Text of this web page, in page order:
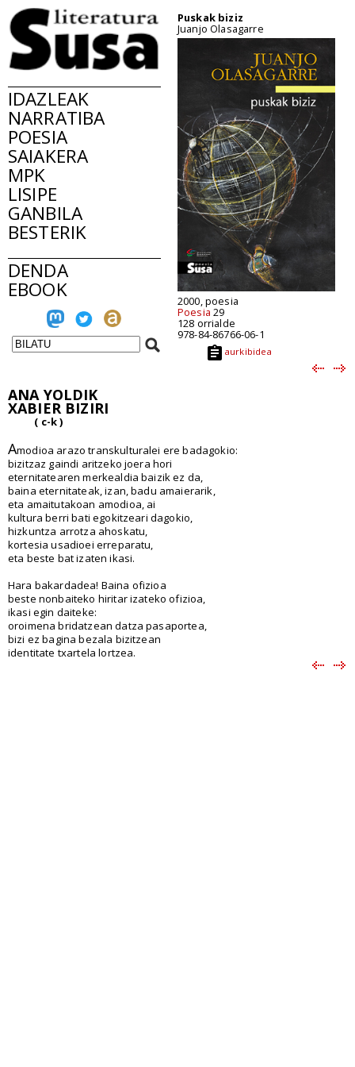
IDAZLEAK
NARRATIBA
POESIA
SAIAKERA
MPK
LISIPE
GANBILA
BESTERIK
DENDA
EBOOK
Puskak biziz
Juanjo Olasagarre
2000, poesia
Poesia 29
128 orrialde
978-84-86766-06-1
aurkibidea
ANA YOLDIK
XABIER BIZIRI
( c-k )
Amodioa arazo transkulturalei ere badagokio:
bizitzaz gaindi aritzeko joera hori
eternitatearen merkealdia baizik ez da,
baina eternitateak, izan, badu amaierarik,
eta amaitutakoan amodioa, ai
kultura berri bati egokitzeari dagokio,
hizkuntza arrotza ahoskatu,
kortesia usadioei erreparatu,
eta beste bat izaten ikasi.
Hara bakardadea! Baina ofizioa
beste nonbaiteko hiritar izateko ofizioa,
ikasi egin daiteke:
oroimena bridatzean datza pasaportea,
bizi ez bagina bezala bizitzean
identitate txartela lortzea.